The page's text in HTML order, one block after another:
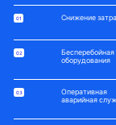
Снижение
Бесперебойная
оборудования
Оперативная
аварийная